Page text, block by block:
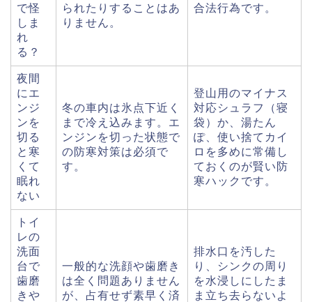
で怪
しま
れ
る？
られたりすることはあ
りません。
合法行為です。
夜間
にエ
ンジ
ンを
切る
と寒
くて
眠れ
ない
冬の車内は氷点下近く
まで冷え込みます。エ
ンジンを切った状態で
の防寒対策は必須で
す。
登山用のマイナス
対応シュラフ（寝
袋）か、湯たん
ぽ、使い捨てカイ
ロを多めに常備し
ておくのが賢い防
寒ハックです。
トイ
レの
洗面
台で
歯磨
きや
一般的な洗顔や歯磨き
は全く問題ありません
が、占有せず素早く済
排水口を汚した
り、シンクの周り
を水浸しにしたま
ま立ち去らないよ